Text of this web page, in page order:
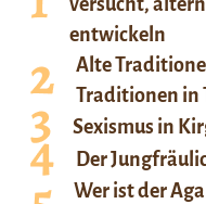
versucht,
entwickeln
Alte
Traditionen in
Sexismus in
Der
Wer ist der